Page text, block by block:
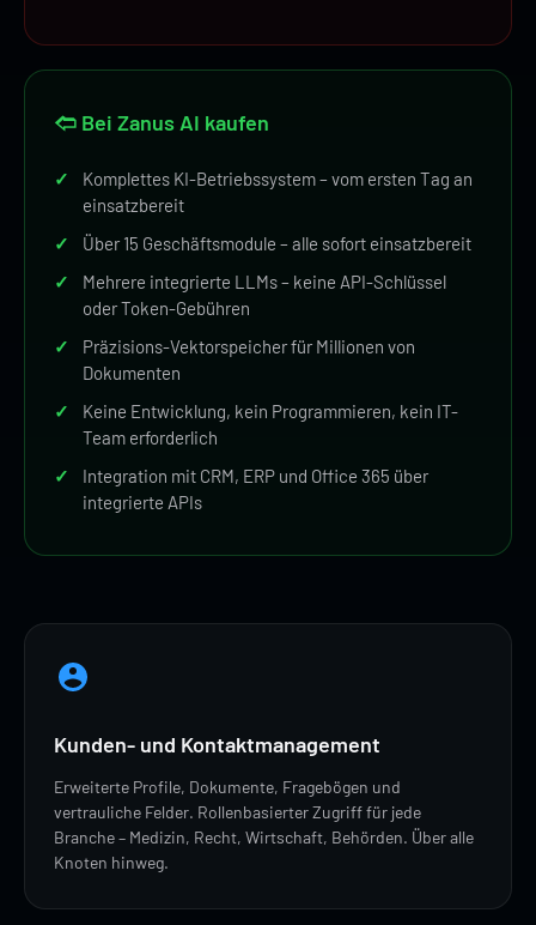
🢢 Bei Zanus AI kaufen
Komplettes KI-Betriebssystem – vom ersten Tag an
einsatzbereit
Über 15 Geschäftsmodule – alle sofort einsatzbereit
Mehrere integrierte LLMs – keine API-Schlüssel
oder Token-Gebühren
Präzisions-Vektorspeicher für Millionen von
Dokumenten
Keine Entwicklung, kein Programmieren, kein IT-
Team erforderlich
Integration mit CRM, ERP und Office 365 über
integrierte APIs
Kunden- und Kontaktmanagement
Erweiterte Profile, Dokumente, Fragebögen und
vertrauliche Felder. Rollenbasierter Zugriff für jede
Branche – Medizin, Recht, Wirtschaft, Behörden. Über alle
Knoten hinweg.